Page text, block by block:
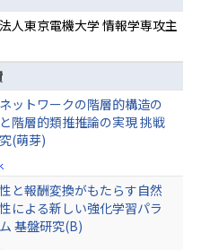
人東京電機大学 情報学専攻主
ットワークの階層的構造の
階層的類推推論の実現 挑戦
(萌芽)
と報酬変換がもたらす自然
による新しい強化学習パラ
基盤研究(B)